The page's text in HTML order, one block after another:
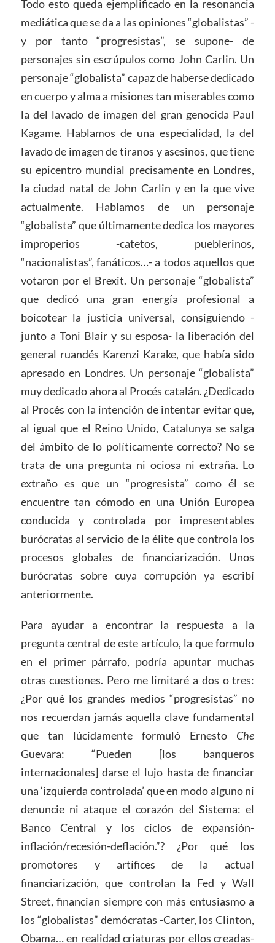
Todo esto queda ejemplificado en la resonancia
mediática que se da a las opiniones “globalistas” -
y por tanto “progresistas”, se supone- de
personajes sin escrúpulos como John Carlin. Un
personaje “globalista” capaz de haberse dedicado
en cuerpo y alma a misiones tan miserables como
la del lavado de imagen del gran genocida Paul
Kagame. Hablamos de una especialidad, la del
lavado de imagen de tiranos y asesinos, que tiene
su epicentro mundial precisamente en Londres,
la ciudad natal de John Carlin y en la que vive
actualmente. Hablamos de un personaje
“globalista” que últimamente dedica los mayores
improperios -catetos, pueblerinos,
“nacionalistas”, fanáticos…- a todos aquellos que
votaron por el Brexit. Un personaje “globalista”
que dedicó una gran energía profesional a
boicotear la justicia universal, consiguiendo -
junto a Toni Blair y su esposa- la liberación del
general ruandés Karenzi Karake, que había sido
apresado en Londres. Un personaje “globalista”
muy dedicado ahora al Procés catalán. ¿Dedicado
al Procés con la intención de intentar evitar que,
al igual que el Reino Unido, Catalunya se salga
del ámbito de lo políticamente correcto? No se
trata de una pregunta ni ociosa ni extraña. Lo
extraño es que un “progresista” como él se
encuentre tan cómodo en una Unión Europea
conducida y controlada por impresentables
burócratas al servicio de la élite que controla los
procesos globales de financiarización. Unos
burócratas sobre cuya corrupción ya escribí
anteriormente.
Para ayudar a encontrar la respuesta a la
pregunta central de este artículo, la que formulo
en el primer párrafo, podría apuntar muchas
otras cuestiones. Pero me limitaré a dos o tres:
¿Por qué los grandes medios “progresistas” no
nos recuerdan jamás aquella clave fundamental
que tan lúcidamente formuló Ernesto Che
Guevara: “Pueden [los banqueros
internacionales] darse el lujo hasta de financiar
una ‘izquierda controlada’ que en modo alguno ni
denuncie ni ataque el corazón del Sistema: el
Banco Central y los ciclos de expansión-
inflación/recesión-deflación.”? ¿Por qué los
promotores y artífices de la actual
financiarización, que controlan la Fed y Wall
Street, financian siempre con más entusiasmo a
los “globalistas” demócratas -Carter, los Clinton,
Obama… en realidad criaturas por ellos creadas-